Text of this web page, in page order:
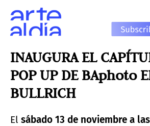
INAUGURA EL
POP UP DE BAphoto
BULLRICH
El sábado 13 de noviembre a